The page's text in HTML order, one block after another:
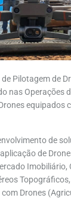
Pilotagem de
nas Operações
equipados
de
de
Imobiliário,
Drones